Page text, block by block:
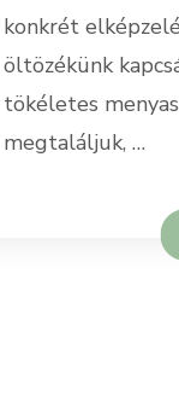
konkrét
öltözékünk
tökéletes
megtaláljuk, …